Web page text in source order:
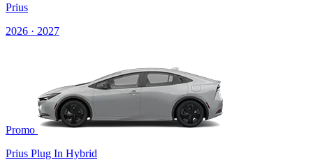
Prius
2026 · 2027
Promo
Prius Plug In Hybrid